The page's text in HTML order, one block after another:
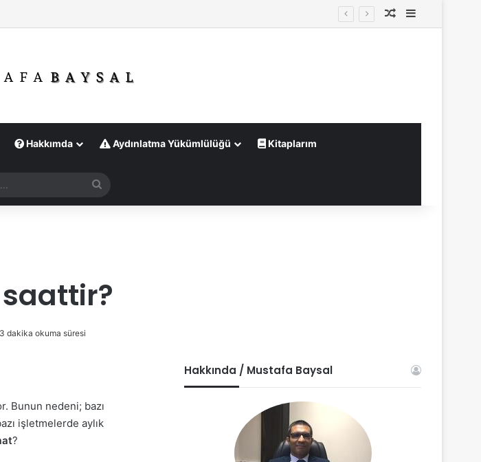
Rastgele Makale
Kenar
Hakkımda Aydınlatma Yükümlülüğü Kitaplarım
Arama
yap
3 dakika okuma süresi
Bunun nedeni; bazı
işletmelerde aylık
?
Hakkında / Mustafa Baysal